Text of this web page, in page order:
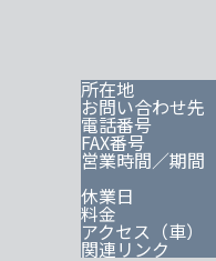
所在地
お問い合わせ先
電話番号
FAX番号
営業時間／期間
休業日
料金
アクセス（車）
関連リンク